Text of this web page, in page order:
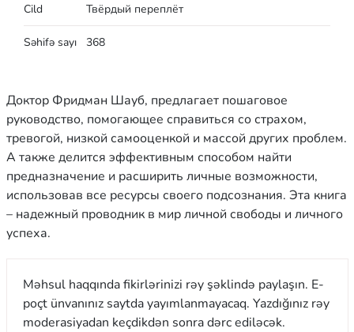
Cild Твёрдый переплёт
Səhifə sayı 368
Доктор Фридман Шауб, предлагает пошаговое
руководство, помогающее справиться со страхом,
тревогой, низкой самооценкой и массой других проблем.
А также делится эффективным способом найти
предназначение и расширить личные возможности,
использовав все ресурсы своего подсознания. Эта книга
– надежный проводник в мир личной свободы и личного
успеха.
Məhsul haqqında fikirlərinizi rəy şəklində paylaşın. E-
poçt ünvanınız saytda yayımlanmayacaq. Yazdığınız rəy
moderasiyadan keçdikdən sonra dərc ediləcək.